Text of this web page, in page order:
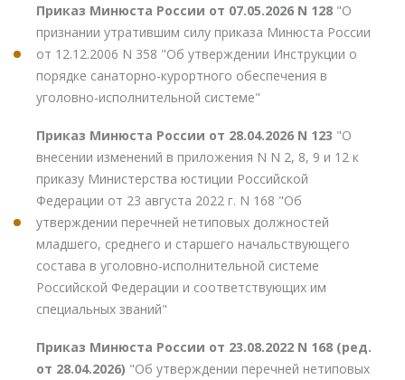
Приказ Минюста России от 07.05.2026 N 128 "О
признании утратившим силу приказа Минюста России
от 12.12.2006 N 358 "Об утверждении Инструкции о
порядке санаторно-курортного обеспечения в
уголовно-исполнительной системе"
Приказ Минюста России от 28.04.2026 N 123 "О
внесении изменений в приложения N N 2, 8, 9 и 12 к
приказу Министерства юстиции Российской
Федерации от 23 августа 2022 г. N 168 "Об
утверждении перечней нетиповых должностей
младшего, среднего и старшего начальствующего
состава в уголовно-исполнительной системе
Российской Федерации и соответствующих им
специальных званий"
Приказ Минюста России от 23.08.2022 N 168 (ред.
от 28.04.2026) "Об утверждении перечней нетиповых